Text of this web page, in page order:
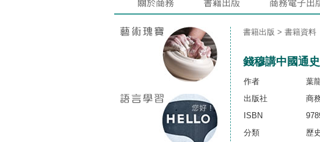
書籍出版 > 書籍資料
錢穆講中國通史
作者
葉
出版社
商
ISBN
分類
歷